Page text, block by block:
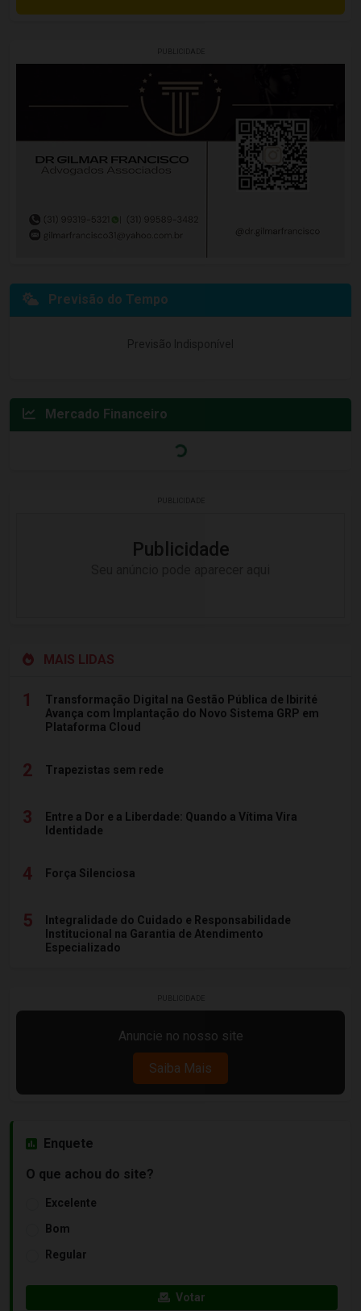
PUBLICIDADE
Previsão do Tempo
Previsão Indisponível
Mercado Financeiro
PUBLICIDADE
Publicidade
MAIS LIDAS
1
Transformação Digital na Gestão Pública de Ibirité
Avança com Implantação do Novo Sistema GRP em
Plataforma Cloud
2 Trapezistas sem rede
3
Entre a Dor e a Liberdade: Quando a Vítima Vira
Identidade
4 Força Silenciosa
5
Integralidade do Cuidado e Responsabilidade
Institucional na Garantia de Atendimento
Especializado
PUBLICIDADE
Anuncie no nosso site
Saiba Mais
Enquete
O que achou do site?
Excelente
Bom
Regular
Votar